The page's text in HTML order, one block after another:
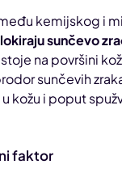
kemijskog i
sunčevo
na površini
sunčevih
kožu i poput
faktor